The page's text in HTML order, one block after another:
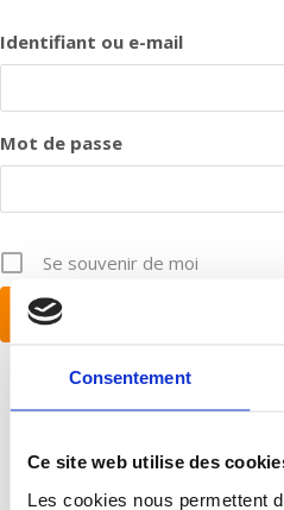
Consentement
Ce site web utilise des
Les cookies nous permettent
Identifiant ou e-mail
Mot de passe
Se souvenir de moi
Mot de